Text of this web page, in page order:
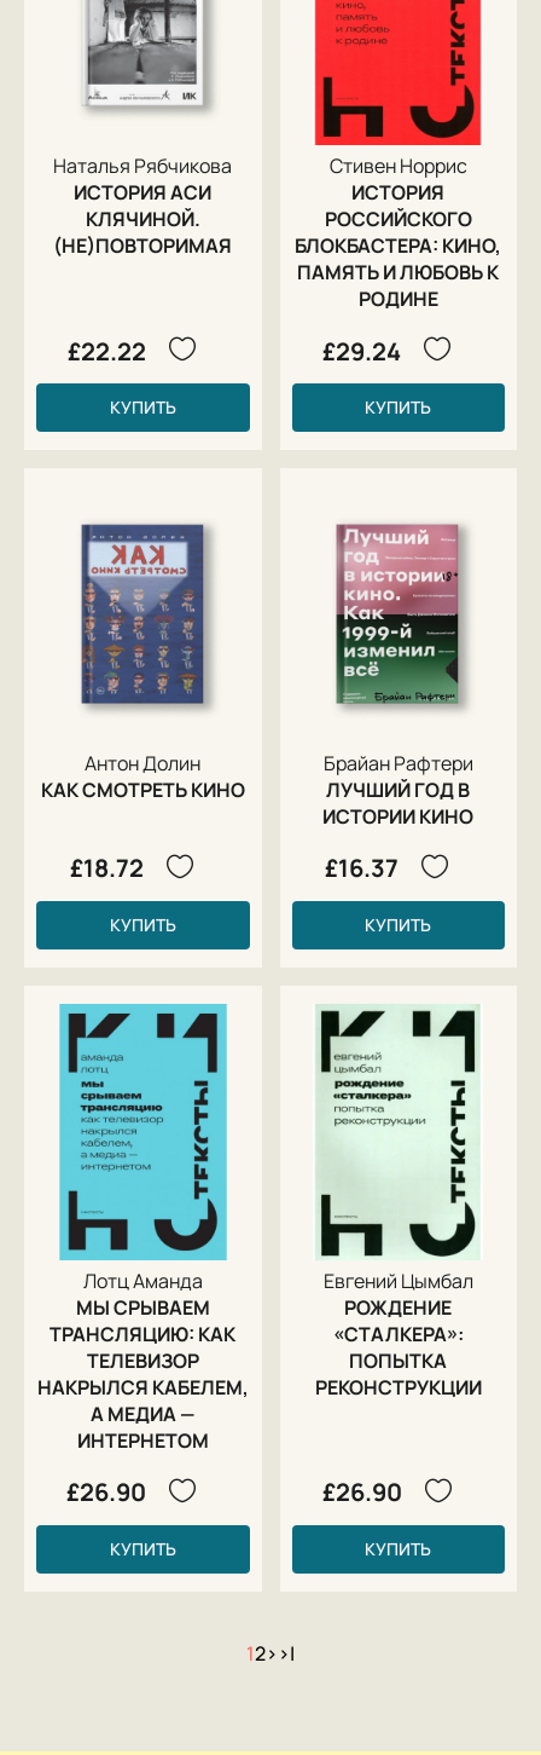
Наталья Рябчикова
ИСТОРИЯ АСИ
КЛЯЧИНОЙ.
(НЕ)ПОВТОРИМАЯ
£22.22
КУПИТЬ
Стивен Норрис
ИСТОРИЯ
РОССИЙСКОГО
БЛОКБАСТЕРА: КИНО,
ПАМЯТЬ И ЛЮБОВЬ К
РОДИНЕ
£29.24
КУПИТЬ
Антон Долин
КАК СМОТРЕТЬ КИНО
£18.72
КУПИТЬ
Брайан Рафтери
ЛУЧШИЙ ГОД В
ИСТОРИИ КИНО
£16.37
КУПИТЬ
Лотц Аманда
МЫ СРЫВАЕМ
ТРАНСЛЯЦИЮ: КАК
ТЕЛЕВИЗОР
НАКРЫЛСЯ КАБЕЛЕМ,
А МЕДИА —
ИНТЕРНЕТОМ
£26.90
КУПИТЬ
Евгений Цымбал
РОЖДЕНИЕ
«СТАЛКЕРА»:
ПОПЫТКА
РЕКОНСТРУКЦИИ
£26.90
КУПИТЬ
12> >|